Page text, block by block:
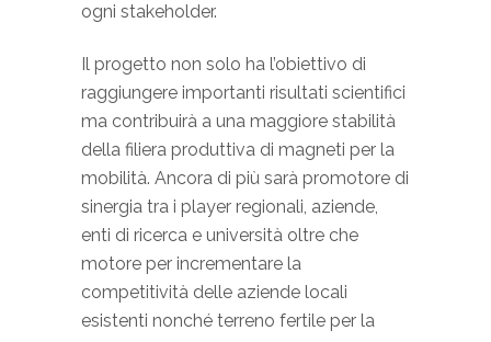
ogni stakeholder.
Il progetto non solo ha l’obiettivo di
raggiungere importanti risultati scientifici
ma contribuirà a una maggiore stabilità
della filiera produttiva di magneti per la
mobilità. Ancora di più sarà promotore di
sinergia tra i player regionali, aziende,
enti di ricerca e università oltre che
motore per incrementare la
competitività delle aziende locali
esistenti nonché terreno fertile per la